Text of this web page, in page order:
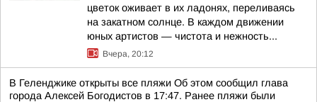
цветок оживает в их ладонях, переливаясь
на закатном солнце. В каждом движении
юных артистов — чистота и нежность...
Вчера, 20:12
В Геленджике открыты все пляжи Об этом сообщил глава
города Алексей Богодистов в 17:47. Ранее пляжи были